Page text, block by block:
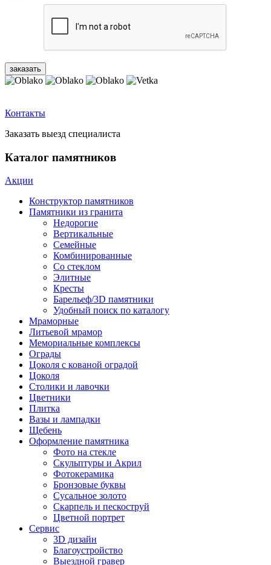
Контакты
Заказать выезд специалиста
Каталог памятников
Акции
Конструктор памятников
Памятники из гранита
Недорогие
Вертикальные
Семейные
Комбинированные
Со стеклом
Элитные
Кресты
Барельеф/3D памятники
Удобный поиск по каталогу
Мраморные
Литьевой мрамор
Мемориальные комплексы
Ограды
Цоколя с кованой оградой
Цоколя
Столики и лавочки
Цветники
Плитка
Вазы и лампадки
Щебень
Оформление памятника
Фото на стекле
Скульптуры и Акрил
Фотокерамика
Бронзовые буквы
Сусальное золото
Скарпель и пескоструй
Цветной портрет
Сервис
3D дизайн
Благоустройство
Выездной гравер